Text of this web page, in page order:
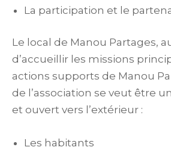
La participation et le
Le local de Manou Partages,
d’accueillir les missions
actions supports de Manou
de l’association se veut être
et ouvert vers l’extérieur :
Les habitants